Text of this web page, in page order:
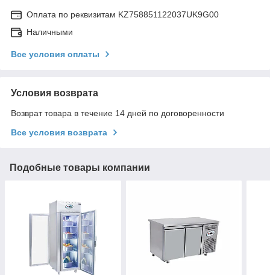
Оплата по реквизитам KZ758851122037UK9G00
Наличными
Все условия оплаты
Условия возврата
Возврат товара в течение 14 дней по договоренности
Все условия возврата
Подобные товары компании